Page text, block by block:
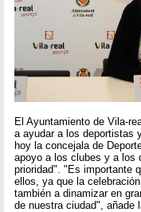
El Ayuntamiento de Vila-
a ayudar a los deportistas
hoy la concejala de
apoyo a los clubes y a los
prioridad". "Es importante
ellos, ya que la
también a dinamizar en
de nuestra ciudad", añade